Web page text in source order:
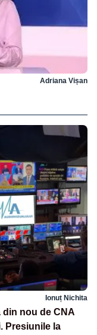
Adriana Vișan
Ionuț Nichita
nou de CNA
Presiunile la